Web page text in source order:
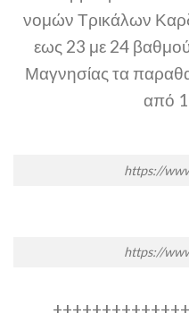
νομών Τρικάλων
εως 23 με 24
Μαγνησίας τα
από
https://
https://